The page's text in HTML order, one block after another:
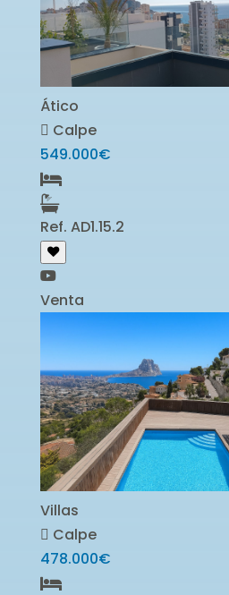
Ático
Calpe
549.000€
Ref. AD1.15.2
Venta
Villas
Calpe
478.000€